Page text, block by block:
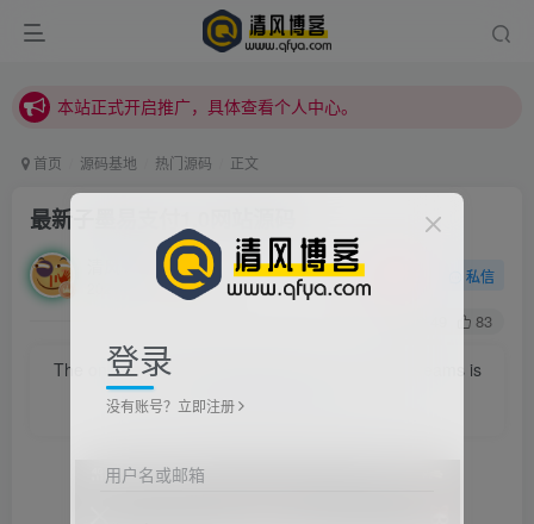
本站正式开启推广，具体查看个人中心。
本站正式开启推广，具体查看个人中心。
首页 源码基地 热门源码 正文
最新子墨易支付1.0网站源码
2021/8/1/ 15:43更新
私信
83
The only thing standing between you and your dreams is
a lot of hard work.
横跨在你和你的梦想之间的唯一的东西就是奋力拼搏
登录
没有账号？立即注册
用户名或邮箱